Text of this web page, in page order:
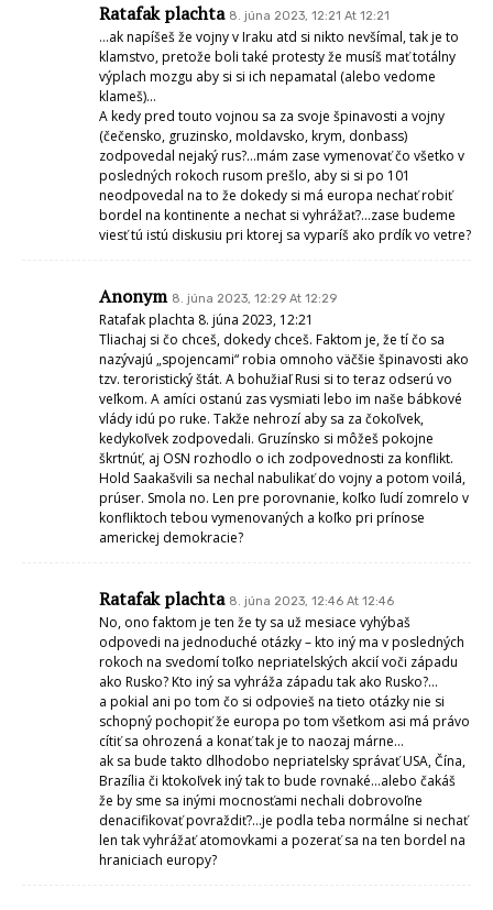
Ratafak plachta 8. júna 2023, 12:21 At 12:21
…ak napíšeš že vojny v Iraku atd si nikto nevšímal, tak je to
klamstvo, pretože boli také protesty že musíš mať totálny
výplach mozgu aby si si ich nepamatal (alebo vedome
klameš)…
A kedy pred touto vojnou sa za svoje špinavosti a vojny
(čečensko, gruzinsko, moldavsko, krym, donbass)
zodpovedal nejaký rus?…mám zase vymenovať čo všetko v
posledných rokoch rusom prešlo, aby si si po 101
neodpovedal na to že dokedy si má europa nechať robiť
bordel na kontinente a nechat si vyhrážať?…zase budeme
viesť tú istú diskusiu pri ktorej sa vyparíš ako prdík vo vetre?
Anonym 8. júna 2023, 12:29 At 12:29
Ratafak plachta 8. júna 2023, 12:21
Tliachaj si čo chceš, dokedy chceš. Faktom je, že tí čo sa
nazývajú „spojencami“ robia omnoho väčšie špinavosti ako
tzv. teroristický štát. A bohužiaľ Rusi si to teraz odserú vo
veľkom. A amíci ostanú zas vysmiati lebo im naše bábkové
vlády idú po ruke. Takže nehrozí aby sa za čokoľvek,
kedykoľvek zodpovedali. Gruzínsko si môžeš pokojne
škrtnúť, aj OSN rozhodlo o ich zodpovednosti za konflikt.
Hold Saakašvili sa nechal nabulikať do vojny a potom voilá,
prúser. Smola no. Len pre porovnanie, koľko ľudí zomrelo v
konfliktoch tebou vymenovaných a koľko pri prínose
americkej demokracie?
Ratafak plachta 8. júna 2023, 12:46 At 12:46
No, ono faktom je ten že ty sa už mesiace vyhýbaš
odpovedi na jednoduché otázky – kto iný ma v posledných
rokoch na svedomí toľko nepriatelských akcií voči západu
ako Rusko? Kto iný sa vyhráža západu tak ako Rusko?…
a pokial ani po tom čo si odpovieš na tieto otázky nie si
schopný pochopiť že europa po tom všetkom asi má právo
cítiť sa ohrozená a konať tak je to naozaj márne…
ak sa bude takto dlhodobo nepriatelsky správať USA, Čína,
Brazília či ktokoľvek iný tak to bude rovnaké…alebo čakáš
že by sme sa inými mocnosťami nechali dobrovoľne
denacifikovať povraždiť?…je podla teba normálne si nechať
len tak vyhrážať atomovkami a pozerať sa na ten bordel na
hraniciach europy?